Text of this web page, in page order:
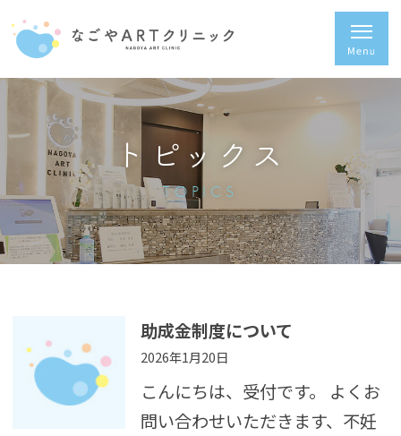
トピックス
TOPICS
助成金制度について
2026年1月20日
こんにちは、受付です。 よくお
問い合わせいただきます、不妊